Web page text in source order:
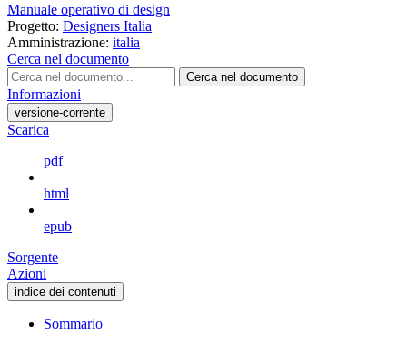
Manuale operativo di design
Progetto: Designers Italia
Amministrazione: italia
Cerca nel documento
Cerca nel documento
Informazioni
versione-corrente
Scarica
pdf
html
epub
Sorgente
Azioni
indice dei contenuti
Sommario